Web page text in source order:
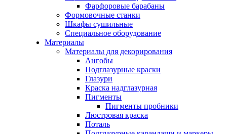
Фарфоровые барабаны
Формовочные станки
Шкафы сушильные
Специальное оборудование
Материалы
Материалы для декорирования
Ангобы
Подглазурные краски
Глазури
Краска надглазурная
Пигменты
Пигменты пробники
Люстровая краска
Поталь